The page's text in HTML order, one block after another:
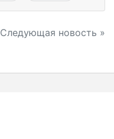
Следующая новость »